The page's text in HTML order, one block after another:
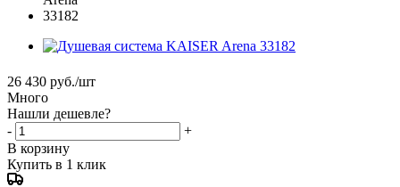
26 430 руб./шт
Много
Нашли дешевле?
-
+
В корзину
Купить в 1 клик